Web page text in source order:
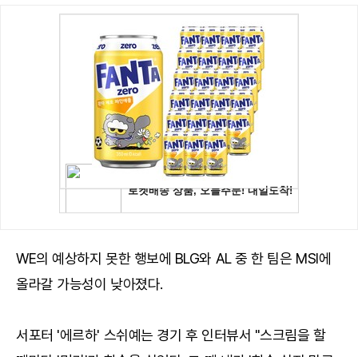
WE의 예상하지 못한 행보에 BLG와 AL 중 한 팀은 MSI에
올라갈 가능성이 낮아졌다.
서포터 '에르하' 스쉬예는 경기 후 인터뷰서 "스크림을 할